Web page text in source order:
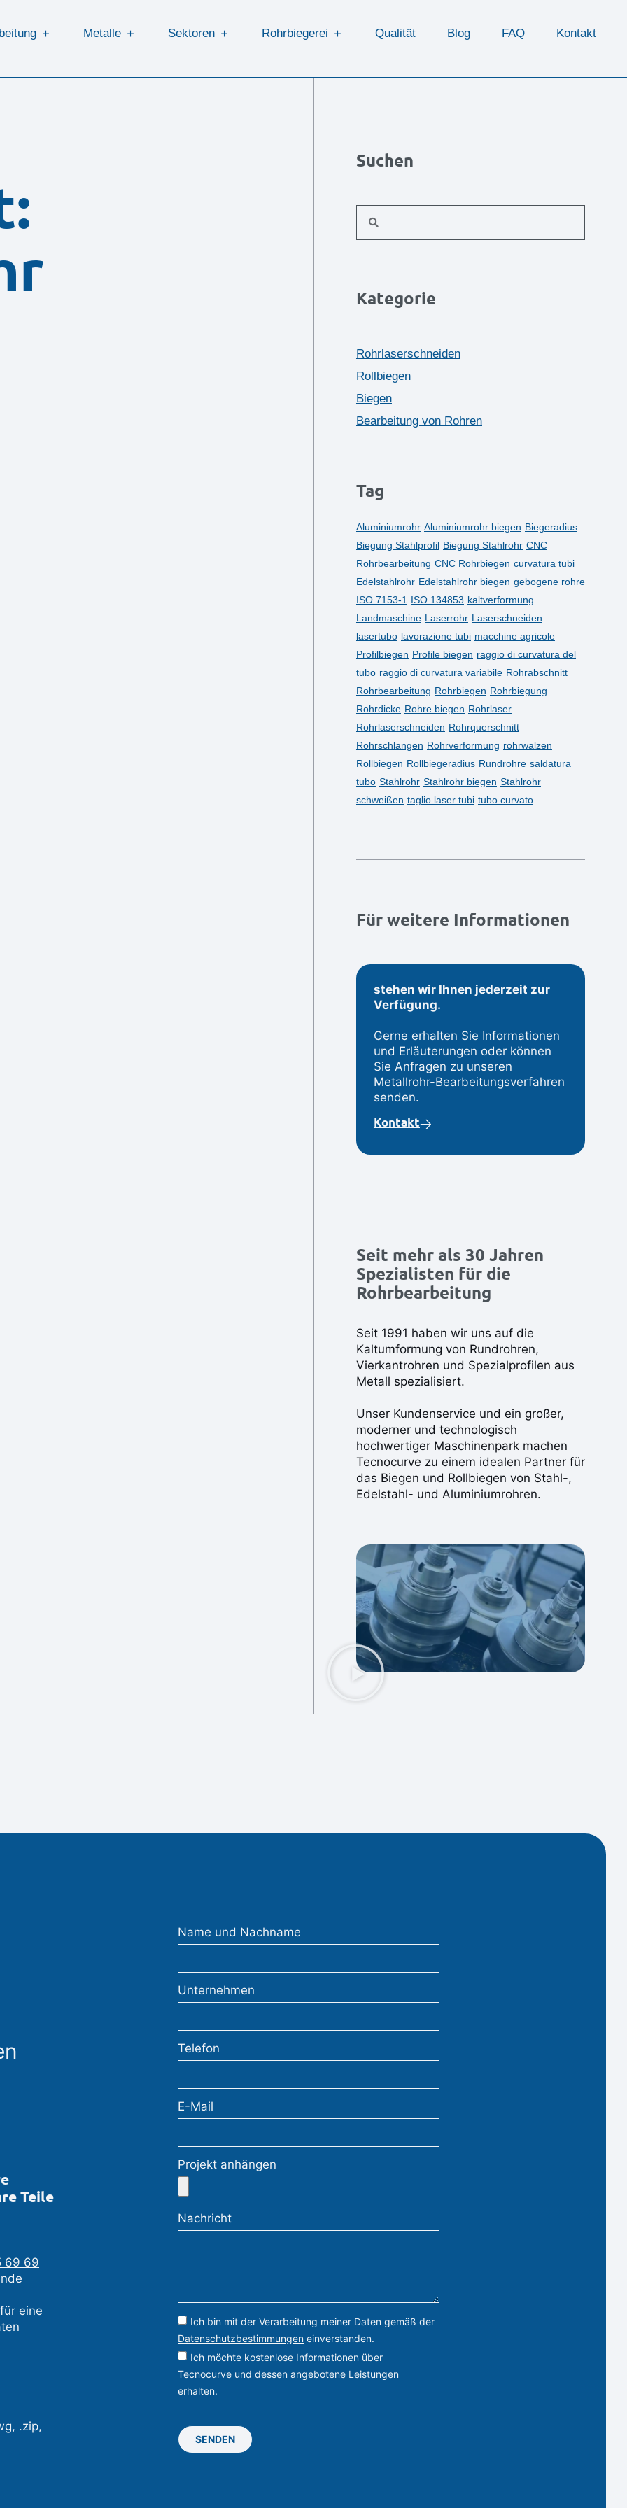
＋ Metalle ＋ Sektoren ＋ Rohrbiegerei ＋ Qualität Blog FAQ Kontakt
Suchen
Kategorie
Rohrlaserschneiden
Rollbiegen
Biegen
Bearbeitung von Rohren
Tag
Aluminiumrohr Aluminiumrohr biegen Biegeradius
Biegung Stahlprofil Biegung Stahlrohr CNC
Rohrbearbeitung CNC Rohrbiegen curvatura tubi
Edelstahlrohr Edelstahlrohr biegen gebogene rohre
ISO 7153-1 ISO 134853 kaltverformung
Landmaschine Laserrohr Laserschneiden
lasertubo lavorazione tubi macchine agricole
Profilbiegen Profile biegen raggio di curvatura del
tubo raggio di curvatura variabile Rohrabschnitt
Rohrbearbeitung Rohrbiegen Rohrbiegung
Rohrdicke Rohre biegen Rohrlaser
Rohrlaserschneiden Rohrquerschnitt
Rohrschlangen Rohrverformung rohrwalzen
Rollbiegen Rollbiegeradius Rundrohre saldatura
tubo Stahlrohr Stahlrohr biegen Stahlrohr
schweißen taglio laser tubi tubo curvato
Für weitere Informationen
stehen wir Ihnen jederzeit zur
Verfügung.
Gerne erhalten Sie Informationen
und Erläuterungen oder können
Sie Anfragen zu unseren
Metallrohr-Bearbeitungsverfahren
senden.
Kontakt
Seit mehr als 30 Jahren
Spezialisten für die
Rohrbearbeitung
Seit 1991 haben wir uns auf die
Kaltumformung von Rundrohren,
Vierkantrohren und Spezialprofilen aus
Metall spezialisiert.
Unser Kundenservice und ein großer,
moderner und technologisch
hochwertiger Maschinenpark machen
Tecnocurve zu einem idealen Partner für
das Biegen und Rollbiegen von Stahl-,
Edelstahl- und Aluminiumrohren.
Teile
69 69
eine
.zip,
Name und Nachname
Unternehmen
Telefon
E-Mail
Projekt anhängen
Nachricht
Ich bin mit der Verarbeitung meiner Daten gemäß der
Datenschutzbestimmungeneinverstanden.
Ich möchte kostenlose Informationen über
Tecnocurve und dessen angebotene Leistungen
erhalten.
SENDEN